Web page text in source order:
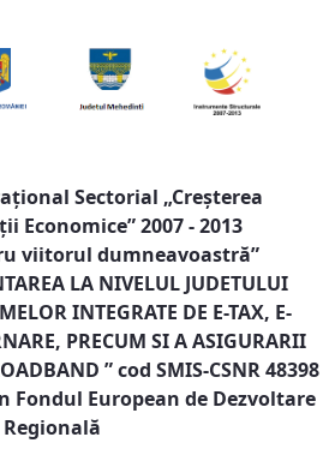
Sectorial „Creşterea
Economice” 2007 - 2013
viitorul dumneavoastră”
LA NIVELUL JUDETULUI
INTEGRATE DE E-TAX, E-
PRECUM SI A ASIGURARII
” cod SMIS-CSNR 48398
European de Dezvoltare
Regională